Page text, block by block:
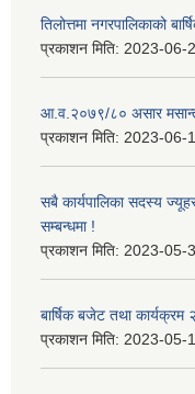
तिलोत्तमा नगरपालिकाको
प्रकाशन मिति: 2023-06-
आ.व.२०७९/८० असार
प्रकाशन मिति: 2023-06-
सबै कार्यपालिका सदस्य
सम्बन्धमा !
प्रकाशन मिति: 2023-05-
बार्षिक बजेट तथा
प्रकाशन मिति: 2023-05-